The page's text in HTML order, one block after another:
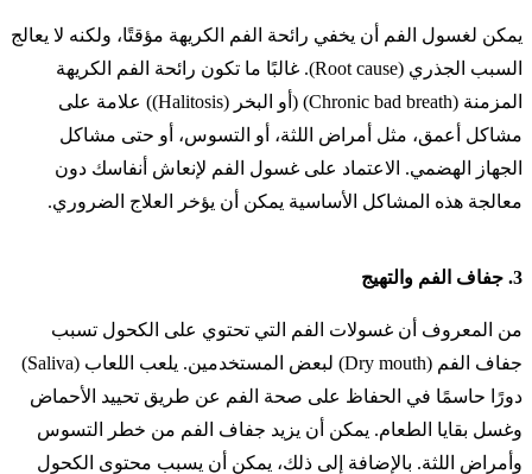
يمكن لغسول الفم أن يخفي رائحة الفم الكريهة مؤقتًا، ولكنه لا يعالج
السبب الجذري (Root cause). غالبًا ما تكون رائحة الفم الكريهة
المزمنة (Chronic bad breath) (أو البخر (Halitosis)) علامة على
مشاكل أعمق، مثل أمراض اللثة، أو التسوس، أو حتى مشاكل
الجهاز الهضمي. الاعتماد على غسول الفم لإنعاش أنفاسك دون
معالجة هذه المشاكل الأساسية يمكن أن يؤخر العلاج الضروري.
3. جفاف الفم والتهيج
من المعروف أن غسولات الفم التي تحتوي على الكحول تسبب
جفاف الفم (Dry mouth) لبعض المستخدمين. يلعب اللعاب (Saliva)
دورًا حاسمًا في الحفاظ على صحة الفم عن طريق تحييد الأحماض
وغسل بقايا الطعام. يمكن أن يزيد جفاف الفم من خطر التسوس
وأمراض اللثة. بالإضافة إلى ذلك، يمكن أن يسبب محتوى الكحول